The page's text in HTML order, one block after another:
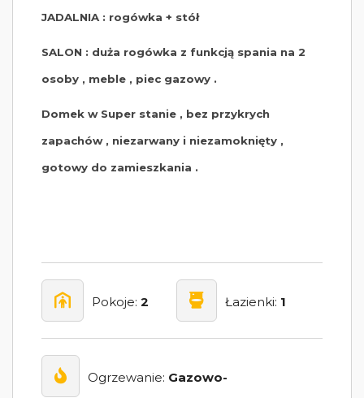
JADALNIA : rogówka + stół
SALON : duża rogówka z funkcją spania na 2
osoby , meble , piec gazowy .
Domek w Super stanie , bez przykrych
zapachów , niezarwany i niezamoknięty ,
gotowy do zamieszkania .
Pokoje: 2 Łazienki: 1
Ogrzewanie: Gazowo-